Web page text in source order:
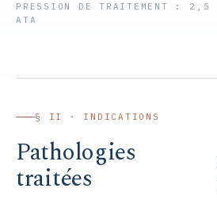
PRESSION DE TRAITEMENT : 2,5
ATA
§ II · INDICATIONS
Pathologies
traitées